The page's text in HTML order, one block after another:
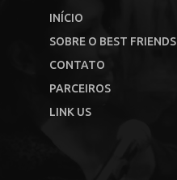
INÍCIO
SOBRE O BEST FRIENDS
CONTATO
PARCEIROS
LINK US